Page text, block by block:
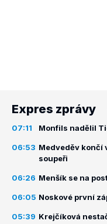
Expres zprávy
07:11 Monfils nadělil
06:53 Medveděv končí
soupeři
06:26 Menšík se na
06:05 Noskové první
05:39 Krejčíková